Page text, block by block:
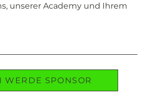
unserer Academy und Ihrem
WERDE SPONSOR